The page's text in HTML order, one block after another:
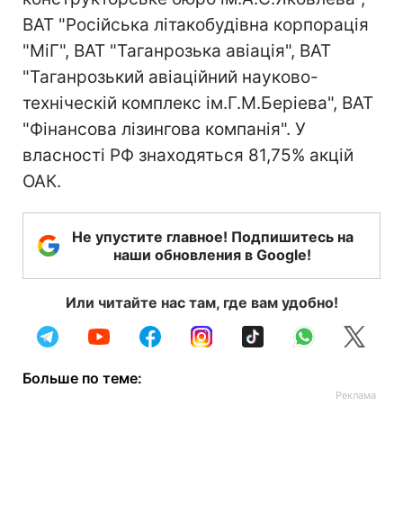
ВАТ "Російська літакобудівна корпорація
"МіГ", ВАТ "Таганрозька авіація", ВАТ
"Таганрозький авіаційний науково-
техніческій комплекс ім.Г.М.Беріева", ВАТ
"Фінансова лізингова компанія". У
власності РФ знаходяться 81,75% акцій
ОАК.
Не упустите главное! Подпишитесь на
наши обновления в Google!
Или читайте нас там, где вам удобно!
Больше по теме: